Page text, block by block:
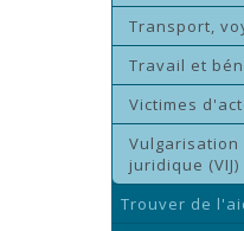
Transport,
Travail et
Victimes
juridique (VIJ)
Trouver de